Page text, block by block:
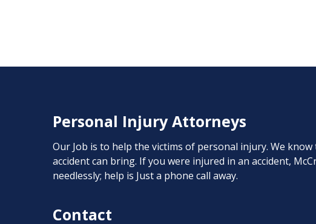
Personal Injury Attorneys
Our Job is to help the victims of personal injury. We
accident can bring. If you were injured in an accident,
needlessly; help is Just a phone call away.
Contact